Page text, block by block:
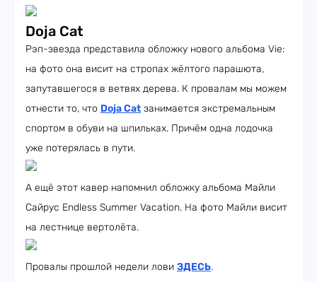
Doja Cat
Рэп-звезда представила обложку нового альбома Vie:
на фото она висит на стропах жёлтого парашюта,
запутавшегося в ветвях дерева. К провалам мы можем
отнести то, что Doja Cat занимается экстремальным
спортом в обуви на шпильках. Причём одна лодочка
уже потерялась в пути.
А ещё этот кавер напомнил обложку альбома Майли
Сайрус Endless Summer Vacation. На фото Майли висит
на лестнице вертолёта.
Провалы прошлой недели лови ЗДЕСЬ.